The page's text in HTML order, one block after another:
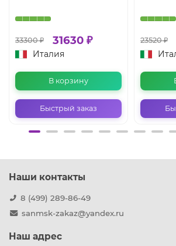
33300 ₽ 31630 ₽
Италия
В корзину
Быстрый заказ
23520 ₽
Наши контакты
8 (499) 289-86-49
sanmsk-zakaz@yandex.ru
Наш адрес